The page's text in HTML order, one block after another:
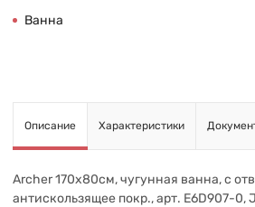
Ванна
Описание Характеристики
Archer 170х80см, чугунная ванна, с
антискользящее покр., арт. E6D907-0,